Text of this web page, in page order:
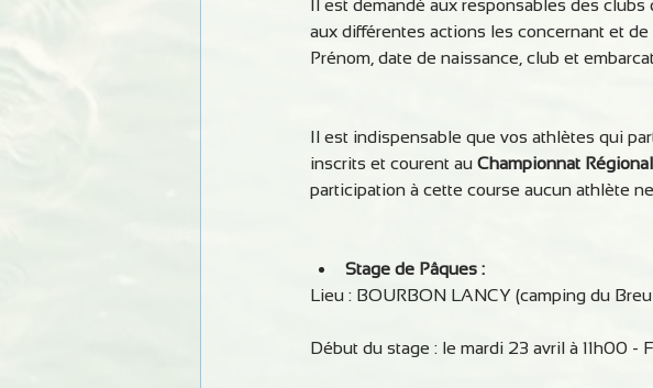
Il est demandé aux responsables des
aux différentes actions les concernant et
Prénom, date de naissance, club et
Il est indispensable que vos athlètes qui
inscrits et courent au Championnat
participation à cette course aucun athlète
Stage de Pâques :
Lieu : BOURBON LANCY (camping du
Début du stage : le mardi 23 avril à 11h00 -